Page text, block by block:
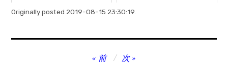
Originally posted 2019-08-15 23:30:19.
前 次